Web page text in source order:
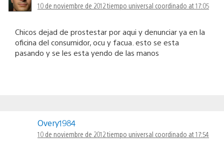
10 de noviembre de 2012 tiempo universal coordinado at 17:05
Chicos dejad de prostestar por aqui y denunciar ya en la
oficina del consumidor, ocu y facua. esto se esta
pasando y se les esta yendo de las manos
Overy1984
10 de noviembre de 2012 tiempo universal coordinado at 17:54